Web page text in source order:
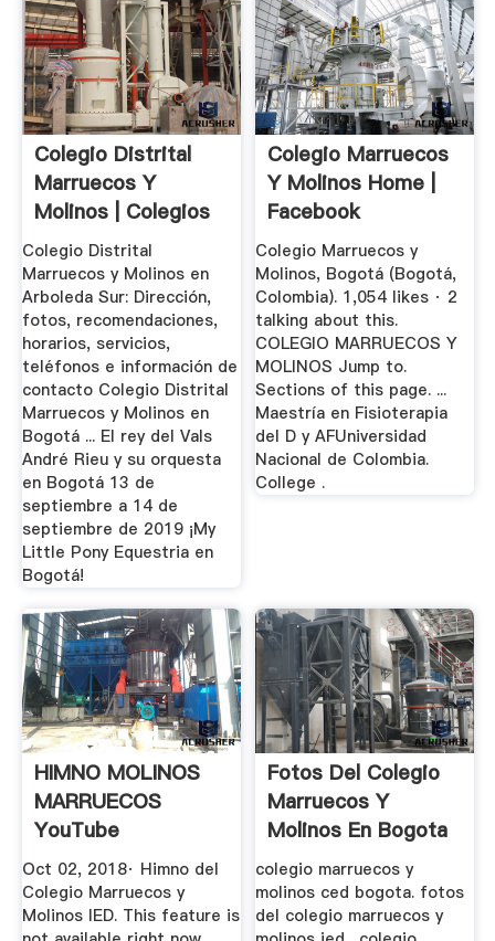
Colegio Distrital
Marruecos Y
Molinos | Colegios
...
Colegio Distrital
Marruecos y Molinos en
Arboleda Sur: Dirección,
fotos, recomendaciones,
horarios, servicios,
teléfonos e información de
contacto Colegio Distrital
Marruecos y Molinos en
Bogotá ... El rey del Vals
André Rieu y su orquesta
en Bogotá 13 de
septiembre a 14 de
septiembre de 2019 ¡My
Little Pony Equestria en
Bogotá!
Colegio Marruecos
Y Molinos Home |
Facebook
Colegio Marruecos y
Molinos, Bogotá (Bogotá,
Colombia). 1,054 likes · 2
talking about this.
COLEGIO MARRUECOS Y
MOLINOS Jump to.
Sections of this page. ...
Maestría en Fisioterapia
del D y AFUniversidad
Nacional de Colombia.
College .
HIMNO MOLINOS
MARRUECOS
YouTube
Oct 02, 2018· Himno del
Colegio Marruecos y
Molinos IED. This feature is
Fotos Del Colegio
Marruecos Y
Molinos En Bogota
colegio marruecos y
molinos ced bogota. fotos
del colegio marruecos y